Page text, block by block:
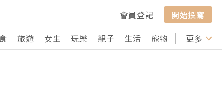
會員登記
開始撰寫
旅遊 女生 玩樂 親子 生活 寵物 行山 打卡
更多